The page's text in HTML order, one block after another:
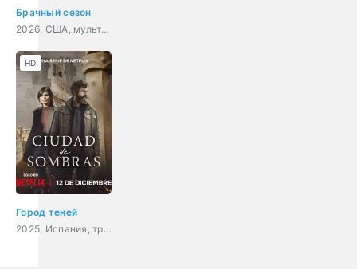
Брачный сезон
2026, США, мультфильм, мелодрама, комедия
Город теней
2025, Испания, триллер, драма, криминал, детектив
HD